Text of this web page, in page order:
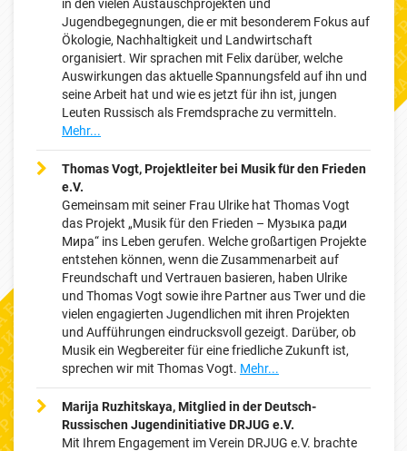
in den vielen Austauschprojekten und
Jugendbegegnungen, die er mit besonderem Fokus auf
Ökologie, Nachhaltigkeit und Landwirtschaft
organisiert. Wir sprachen mit Felix darüber, welche
Auswirkungen das aktuelle Spannungsfeld auf ihn und
seine Arbeit hat und wie es jetzt für ihn ist, jungen
Leuten Russisch als Fremdsprache zu vermitteln.
Mehr...
Thomas Vogt, Projektleiter bei Musik für den Frieden
e.V.
Gemeinsam mit seiner Frau Ulrike hat Thomas Vogt
das Projekt „Musik für den Frieden – Музыка ради
Mира“ ins Leben gerufen. Welche großartigen Projekte
entstehen können, wenn die Zusammenarbeit auf
Freundschaft und Vertrauen basieren, haben Ulrike
und Thomas Vogt sowie ihre Partner aus Twer und die
vielen engagierten Jugendlichen mit ihren Projekten
und Aufführungen eindrucksvoll gezeigt. Darüber, ob
Musik ein Wegbereiter für eine friedliche Zukunft ist,
sprechen wir mit Thomas Vogt. Mehr...
Marija Ruzhitskaya, Mitglied in der Deutsch-
Russischen Jugendinitiative DRJUG e.V.
Mit Ihrem Engagement im Verein DRJUG e.V. brachte